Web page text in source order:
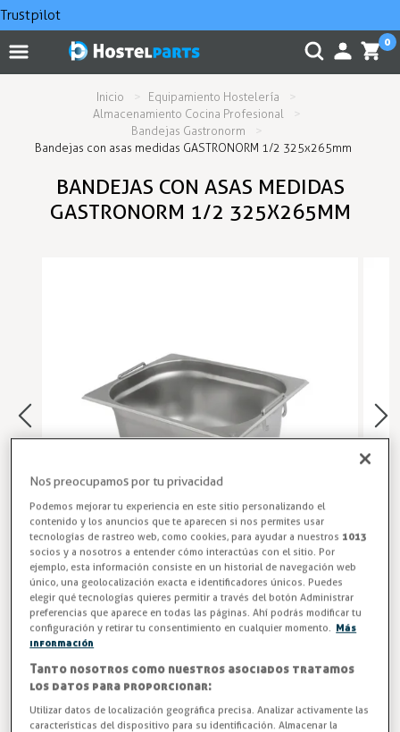
Trustpilot
0
Inicio
Equipamiento Hostelería
Almacenamiento Cocina Profesional
Bandejas Gastronorm
Bandejas con asas medidas GASTRONORM 1/2 325x265mm
BANDEJAS CON ASAS MEDIDAS
GASTRONORM 1/2 325X265MM
Bandeja Hostelería Acero Inoxidable
Bandejas con asas medidas GN-1/2 GASTRONORM
325x265mm fabricadas en acero inoxidable.
Entrega en 24/48h
Nos preocupamos por tu privacidad
Podemos mejorar tu experiencia en este sitio personalizando el
contenido y los anuncios que te aparecen si nos permites usar
tecnologías de rastreo web, como cookies, para ayudar a nuestros 1013
socios y a nosotros a entender cómo interactúas con el sitio. Por
ejemplo, esta información consiste en un historial de navegación web
único, una geolocalización exacta e identificadores únicos. Puedes
elegir qué tecnologías quieres permitir a través del botón Administrar
preferencias que aparece en todas las páginas. Ahí podrás modificar tu
configuración y retirar tu consentimiento en cualquier momento. Más
información
Tanto nosotros como nuestros asociados tratamos
los datos para proporcionar:
Utilizar datos de localización geográfica precisa. Analizar activamente las
características del dispositivo para su identificación. Almacenar la